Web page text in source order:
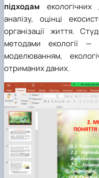
підходам
аналізу, оцінці
організації життя.
методами екології —
моделюванням,
отриманих даних.